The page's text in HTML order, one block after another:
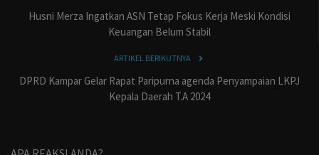
Husni Merza Ingatkan ASN Tetap Fokus Kerja Meski Kondisi
Keuangan Belum Stabil
ARTIKEL BERIKUTNYA
DPRD Kampar Gelar Rapat Paripurna agenda Penyampaian LKPJ
Kepala Daerah T.A 2024